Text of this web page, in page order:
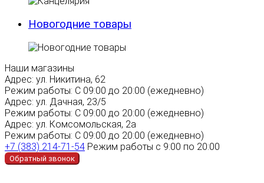
Новогодние товары
Наши магазины
Адрес: ул. Никитина, 62
Режим работы: С 09:00 до 20:00 (ежедневно)
Адрес: ул. Дачная, 23/5
Режим работы: С 09:00 до 20:00 (ежедневно)
Адрес: ул. Комсомольская, 2а
Режим работы: С 09:00 до 20:00 (ежедневно)
+7 (383) 214-71-54 Режим работы с 9:00 по 20:00
Обратный звонок